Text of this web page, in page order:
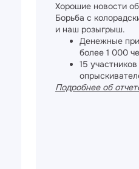
Хорошие новости
Борьба с
и наш розыгрыш.
Денежные
более 1 000
15
Подробнее об